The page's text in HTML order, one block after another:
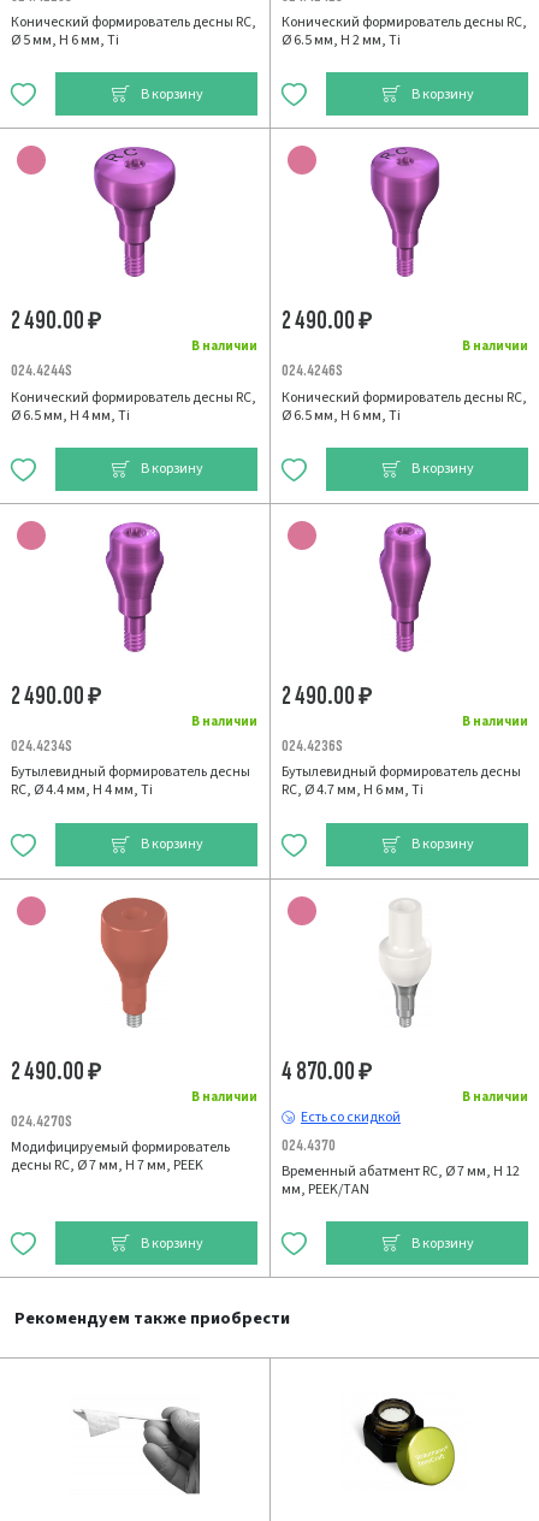
Конический формирователь десны RC,
Ø 5 мм, H 6 мм, Ti
В корзину
Конический формирователь десны RC,
Ø 6.5 мм, H 2 мм, Ti
В корзину
В наличии
2 490.00₽
024.4244S
Конический формирователь десны RC,
Ø 6.5 мм, H 4 мм, Ti
В корзину
В наличии
2 490.00₽
024.4246S
Конический формирователь десны RC,
Ø 6.5 мм, H 6 мм, Ti
В корзину
В наличии
2 490.00₽
024.4234S
Бутылевидный формирователь десны
RC, Ø 4.4 мм, H 4 мм, Ti
В корзину
В наличии
2 490.00₽
024.4236S
Бутылевидный формирователь десны
RC, Ø 4.7 мм, H 6 мм, Ti
В корзину
В наличии
2 490.00₽
024.4270S
Модифицируемый формирователь
десны RC, Ø 7 мм, H 7 мм, PEEK
В корзину
В наличии
4 870.00₽
Есть со скидкой
024.4370
Временный абатмент RC, Ø 7 мм, H 12
мм, PEEK/TAN
В корзину
Рекомендуем также приобрести